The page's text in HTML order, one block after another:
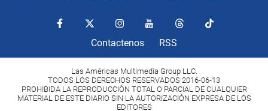
Contactenos RSS
Las Américas Multimedia Group LLC.
TODOS LOS DERECHOS RESERVADOS 2016-06-13
PROHIBIDA LA REPRODUCCIÓN TOTAL O PARCIAL DE CUALQUIER
MATERIAL DE ESTE DIARIO SIN LA AUTORIZACIÓN EXPRESA DE LOS
EDITORES